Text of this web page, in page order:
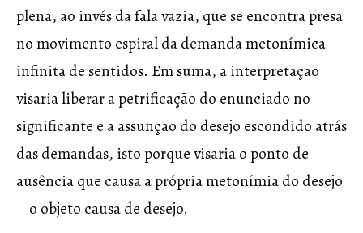
plena, ao invés da fala vazia, que se encontra presa
no movimento espiral da demanda metonímica
infinita de sentidos. Em suma, a interpretação
visaria liberar a petrificação do enunciado no
significante e a assunção do desejo escondido atrás
das demandas, isto porque visaria o ponto de
ausência que causa a própria metonímia do desejo
– o objeto causa de desejo.